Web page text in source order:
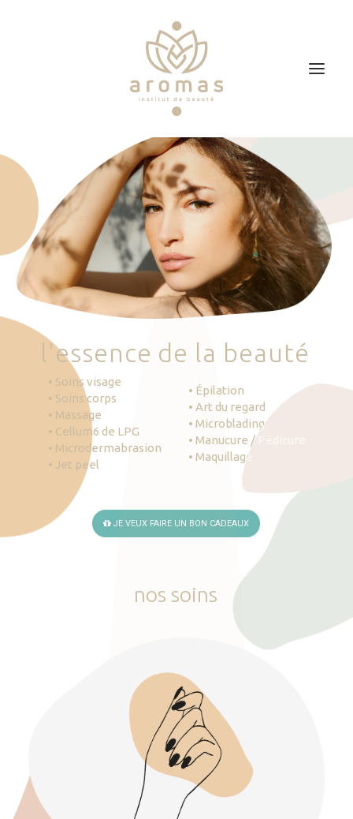
Soins
Je veux faire un bon cadeau
Plan d’accès
Prendre RDV
'essence de la beauté
• Soins visage
• Soins corps
• Massage
• Cellum6 de LPG
• Microdermabrasion
• Jet peel
• Épilation
• Art du regard
• Microblading
• Manucure / Pédicure
• Maquillage
JE VEUX FAIRE UN BON CADEAUX
nos soins